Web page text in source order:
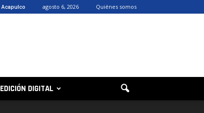
Acapulco agosto 6, 2026 Quiénes somos
EDICIÓN DIGITAL